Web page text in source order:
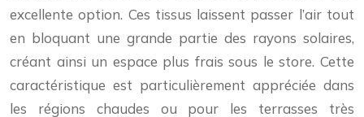
excellente option. Ces tissus laissent passer l’air tout
en bloquant une grande partie des rayons solaires,
créant ainsi un espace plus frais sous le store. Cette
caractéristique est particulièrement appréciée dans
les régions chaudes ou pour les terrasses très